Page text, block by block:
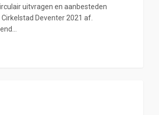
uitvragen en aanbesteden
Deventer 2021 af.